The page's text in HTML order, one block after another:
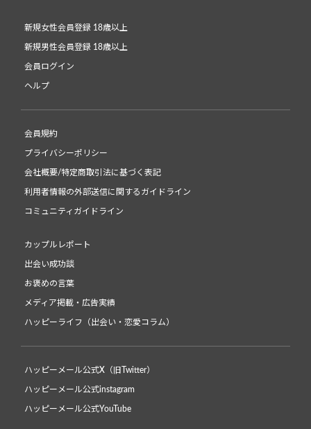
新規女性会員登録 18歳以上
新規男性会員登録 18歳以上
会員ログイン
ヘルプ
会員規約
プライバシーポリシー
会社概要/特定商取引法に基づく表記
利用者情報の外部送信に関するガイドライン
コミュニティガイドライン
カップルレポート
出会い成功談
お褒めの言葉
メディア掲載・広告実績
ハッピーライフ（出会い・恋愛コラム）
ハッピーメール公式X（旧Twitter）
ハッピーメール公式instagram
ハッピーメール公式YouTube